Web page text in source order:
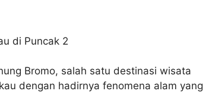
Bromo, salah satu destinasi wisata
dengan hadirnya fenomena alam yang